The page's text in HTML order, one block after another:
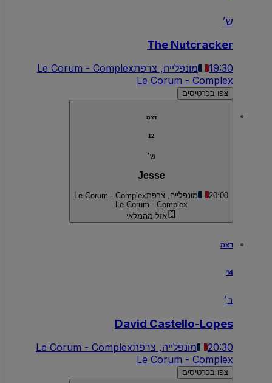
ש׳
The Nutcracker
19:30 מונפלייה, צרפתLe Corum - Complex
Le Corum - Complex
צפו בכרטיסים
דצמ
ש׳
Jesse
20:00 מונפלייה, צרפתLe Corum - Complex
Le Corum - Complex
אזל מהמלאי
דצמ
ב׳
David Castello-Lopes
20:30 מונפלייה, צרפתLe Corum - Complex
Le Corum - Complex
צפו בכרטיסים